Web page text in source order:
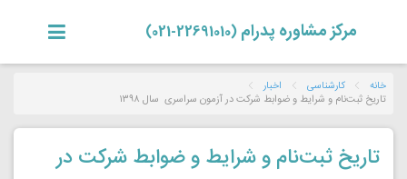
مرکز مشاوره پدرام (22691010-021)
خانه کارشناسی
اخبار
تاریخ‌ ثبت‌نام‌ و شرایط و ضوابط شرکت در‌ آزمون‌ سراسری‌ ‌ سال‌ ۱۳۹۸
تاریخ‌ ثبت‌نام‌ و شرایط و ضوابط شرکت در‌